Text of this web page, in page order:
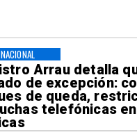
Arrau detalla
de excepción:
de queda,
telefónicas
NACIONAL